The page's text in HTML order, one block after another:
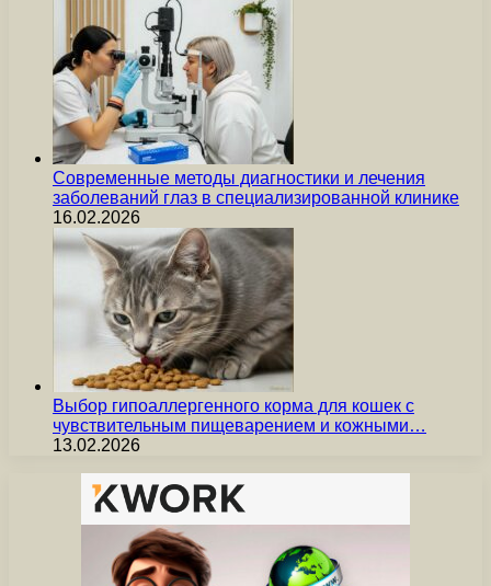
Современные методы диагностики и лечения
заболеваний глаз в специализированной клинике
16.02.2026
Выбор гипоаллергенного корма для кошек с
чувствительным пищеварением и кожными…
13.02.2026